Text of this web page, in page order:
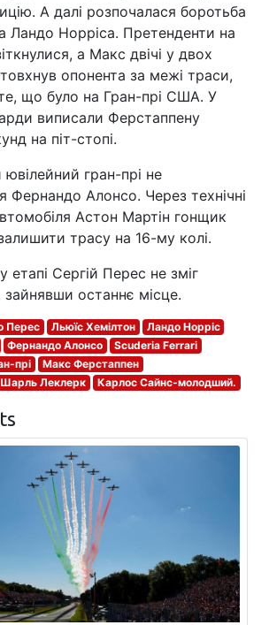
А далі розпочалася боротьба
Ландо Норріса. Претенденти на
а Макс двічі у двох
опонента за межі траси,
що було на Гран-прі США. У
виписали Ферстаппену
на піт-стопі.
гран-прі не
Фернандо Алонсо. Через технічні
Астон Мартін гонщик
трасу на 16-му колі.
Сергій Перес не зміг
зайнявши останнє місце.
Перес Льюїс Хемілтон
Ландо Норріс
Фернандо Алонсо
Scuderia Ferrari
прі
Макс Ферстаппен
Шарль Леклерк Карлос Сайнс-молодший.